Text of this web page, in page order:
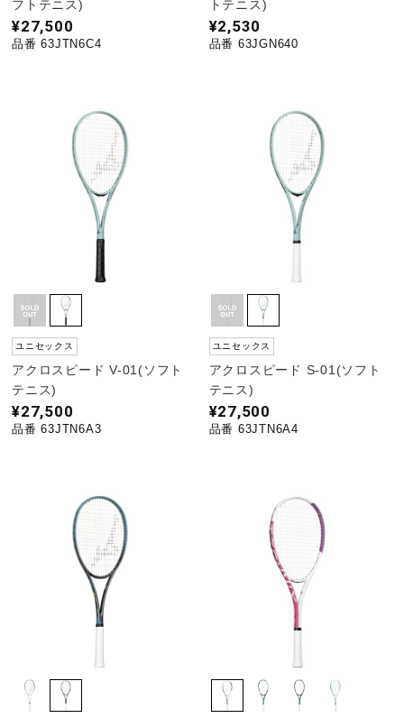
ワーキング
ライフスタイルグッズ
インナー
寝具／ミズノスリープ
アウトドア／レイン
サポーター
健康／エクササイズ
ジュニア／キッズ
メディカル
フトテニス)
¥27,500
品番 63JTN6C4
トテニス)
¥2,530
品番 63JGN640
ユニセックス
アクロスピード V-01(ソフト
テニス)
¥27,500
品番 63JTN6A3
ユニセックス
アクロスピード S-01(ソフト
テニス)
¥27,500
品番 63JTN6A4